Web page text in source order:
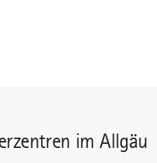
im Allgäu